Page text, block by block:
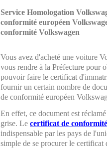
Service Homologation
conformité européen
conformité Volkswagen
Vous avez d'acheté une voiture
vous rendre à la Préfecture pour
pouvoir faire le certificat
fournir un certain nombre de
de conformité européen
En effet, ce document est
grise. Le certificat de
indispensable par les pays de
simple de se procurer le